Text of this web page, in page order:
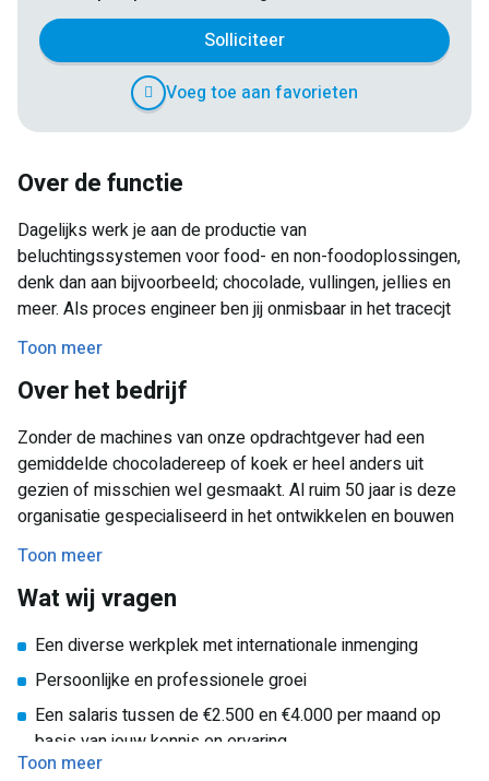
Solliciteer
Voeg toe aan favorieten
Over de functie
Dagelijks werk je aan de productie van
beluchtingssystemen voor food- en non-foodoplossingen,
denk dan aan bijvoorbeeld; chocolade, vullingen, jellies en
meer. Als proces engineer ben jij onmisbaar in het tracecjt
tot innovatieve productieprocessen en hoogwaardige
productontwikkelingen Je werkt samen met wereldwijde
klanten en prospects.
Toon meer
Over het bedrijf
Zonder de machines van onze opdrachtgever had een
gemiddelde chocoladereep of koek er heel anders uit
gezien of misschien wel gesmaakt. Al ruim 50 jaar is deze
organisatie gespecialiseerd in het ontwikkelen en bouwen
van meng- en beluchtingssystemen. Over de hele wereld
kun je de machines terugvinden, die dus onder andere op
locatie in Almere worden bedacht en getest.
Toon meer
Wat wij vragen
Een diverse werkplek met internationale inmenging
Persoonlijke en professionele groei
Een salaris tussen de €2.500 en €4.000 per maand op
basis van jouw kennis en ervaring
Toon meer